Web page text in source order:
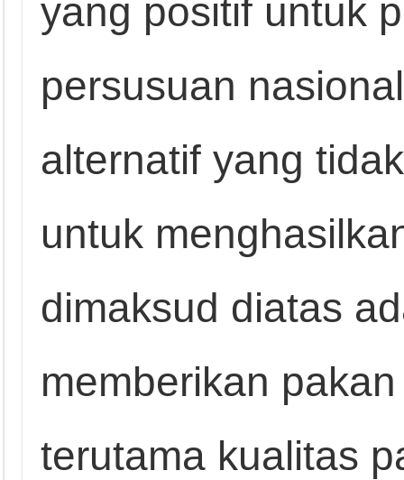
yang positif untuk
persusuan
alternatif yang
untuk
dimaksud diatas
memberikan
terutama kualitas